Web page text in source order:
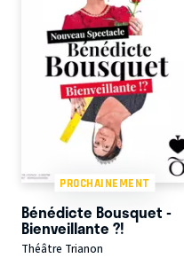
PROCHAINEMENT
Bénédicte Bousquet -
Bienveillante ?!
Théâtre Trianon